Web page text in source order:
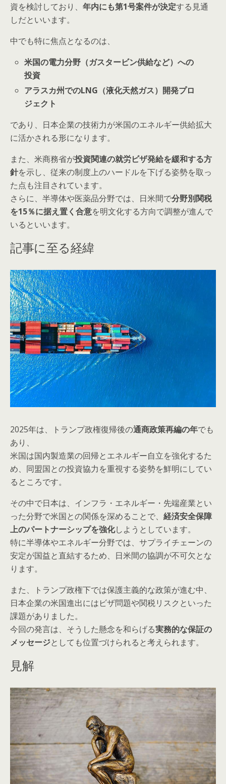
資を検討しており、 年内にも第1号案件が決定する見通
しだといいます。
中でも特に焦点となるのは、
米国の電力分野（ガスタービン供給など）への
投資
アラスカ州でのLNG（液化天然ガス）開発プロ
ジェクト
であり、日本企業の技術力が米国のエネルギー供給拡大
に活かされる形になります。
また、米商務省が投資関連の就労ビザ発給を緩和する方
針を示し、従来の制度上のハードルを下げる姿勢を取っ
た点も注目されています。
さらに、半導体や医薬品分野では、日米間で分野別関税
を15％に据え置く合意を明文化する方向で調整が進んで
いるといいます。
記事に至る経緯
2025年は、トランプ政権復帰後の通商政策再編の年でも
あり、
米国は国内製造業の回帰とエネルギー自立を強化するた
め、同盟国との投資協力を重視する姿勢を鮮明にしてい
るところです。
その中で日本は、インフラ・エネルギー・先端産業とい
った分野で米国との関係を深めることで、 経済安全保障
上のパートナーシップを強化しようとしています。
特に半導体やエネルギー分野では、サプライチェーンの
安定が国益と直結するため、日米間の協調が不可欠とな
ります。
また、トランプ政権下では保護主義的な政策が進む中、
日本企業の米国進出にはビザ問題や関税リスクといった
課題がありました。
今回の発言は、そうした懸念を和らげる実務的な保証の
メッセージとしても位置づけられると考えられます。
見解